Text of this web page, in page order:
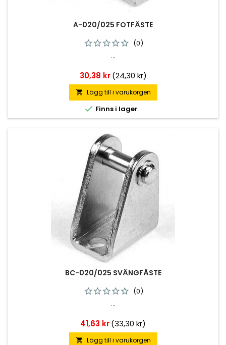
A-020/025 FOTFÄSTE
(0)
...
Pris
30,38 kr (24,30 kr)
 Lägg till i varukorgen
 Finns i lager
BC-020/025 SVÄNGFÄSTE
(0)
...
Pris
41,63 kr(33,30 kr)
 Lägg till i varukorgen